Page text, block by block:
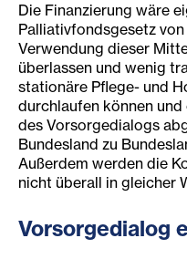
Die Finanzierung wäre
Palliativfondsgesetz
Verwendung dieser
überlassen und wenig
stationäre Pflege- und
durchlaufen können
des Vorsorgedialogs
Bundesland zu
Außerdem werden die
nicht überall in gleicher
Vorsorgedialog